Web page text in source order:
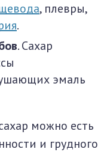
, плевры,
.
. Сахар
эмаль
можно есть
и грудного